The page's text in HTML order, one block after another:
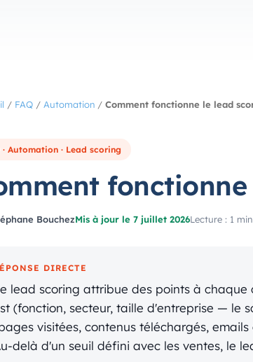
/ FAQ / Automation / Comment fonctionne le lead
· Automation · Lead scoring
BouchezMis à jour le 7 juillet 2026Lecture : 1 min
DIRECTE
lead scoring attribue des points à chaque
(fonction, secteur, taille d'entreprise — le
visitées, contenus téléchargés,
delà d'un seuil défini avec les ventes, le